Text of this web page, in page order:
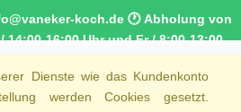
koch.de 🕐 Abholung von
14:00-16:00 Uhr und Fr / 8:00-13:00
Lieferung ab 250€ Bestellwert
Dienste wie das Kundenkonto
werden Cookies gesetzt.